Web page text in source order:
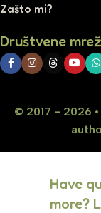
Zašto mi?
Društvene
© 2017 - 2026 •
Have
more?